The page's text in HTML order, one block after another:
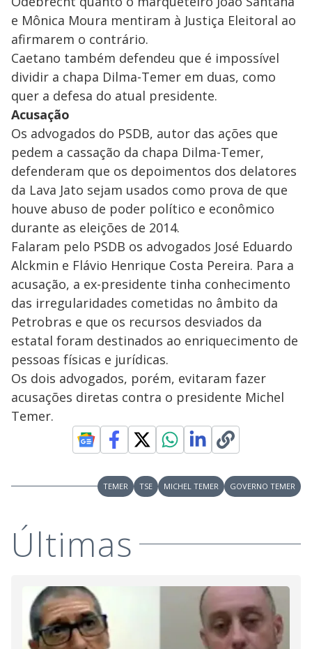
e Mônica Moura mentiram à Justiça Eleitoral ao
afirmarem o contrário.
Caetano também defendeu que é impossível
dividir a chapa Dilma-Temer em duas, como
quer a defesa do atual presidente.
Acusação
Os advogados do PSDB, autor das ações que
pedem a cassação da chapa Dilma-Temer,
defenderam que os depoimentos dos delatores
da Lava Jato sejam usados como prova de que
houve abuso de poder político e econômico
durante as eleições de 2014.
Falaram pelo PSDB os advogados José Eduardo
Alckmin e Flávio Henrique Costa Pereira. Para a
acusação, a ex-presidente tinha conhecimento
das irregularidades cometidas no âmbito da
Petrobras e que os recursos desviados da
estatal foram destinados ao enriquecimento de
pessoas físicas e jurídicas.
Os dois advogados, porém, evitaram fazer
acusações diretas contra o presidente Michel
Temer.
TEMER TSE MICHEL TEMER GOVERNO TEMER
Últimas